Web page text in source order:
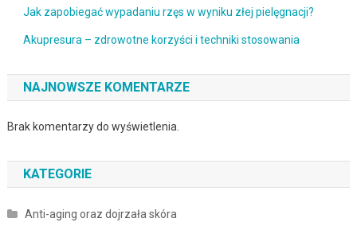
Jak zapobiegać wypadaniu rzęs w wyniku złej pielęgnacji?
Akupresura – zdrowotne korzyści i techniki stosowania
NAJNOWSZE KOMENTARZE
Brak komentarzy do wyświetlenia.
KATEGORIE
Anti-aging oraz dojrzała skóra